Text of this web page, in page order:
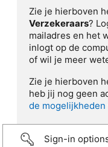
Zie je hierboven
Verzekeraars?
mailadres en het
inlogt op de
of wil je meer
Zie je hierboven
heb jij nog geen
de
Sign-in